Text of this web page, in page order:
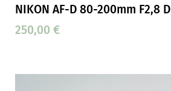
NIKON AF-D 80-200mm F2,8 D
250,00 €